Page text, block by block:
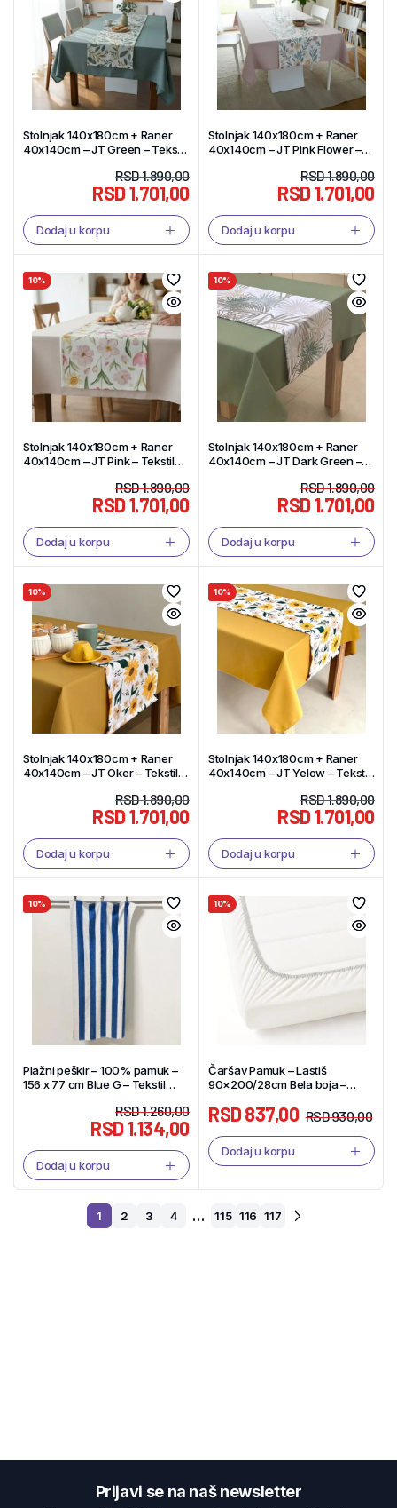
Stolnjak 140x180cm + Raner
40x140cm – JT Green – Tekstil
RSD1.890,00
RSD1.701,00
Dodaj u korpu
Stolnjak 140x180cm + Raner
40x140cm – JT Pink Flower –
RSD1.890,00
RSD1.701,00
Dodaj u korpu
10%
Stolnjak 140x180cm + Raner
40x140cm – JT Pink – Tekstil
RSD1.890,00
RSD1.701,00
Dodaj u korpu
10%
Stolnjak 140x180cm + Raner
40x140cm – JT Dark Green –
RSD1.890,00
RSD1.701,00
Dodaj u korpu
10%
Stolnjak 140x180cm + Raner
40x140cm – JT Oker – Tekstil
RSD1.890,00
RSD1.701,00
Dodaj u korpu
10%
Stolnjak 140x180cm + Raner
40x140cm – JT Yelow – Tekstil
RSD1.890,00
RSD1.701,00
Dodaj u korpu
10%
Plažni peškir – 100% pamuk –
156 x 77 cm Blue G – Tekstil
RSD1.260,00
RSD1.134,00
Dodaj u korpu
10%
Čaršav Pamuk – Lastiš
90×200/28cm Bela boja –
RSD930,00
RSD837,00
Dodaj u korpu
1 2 3 4 … 115 116 117
Prijavi se na naš newsletter